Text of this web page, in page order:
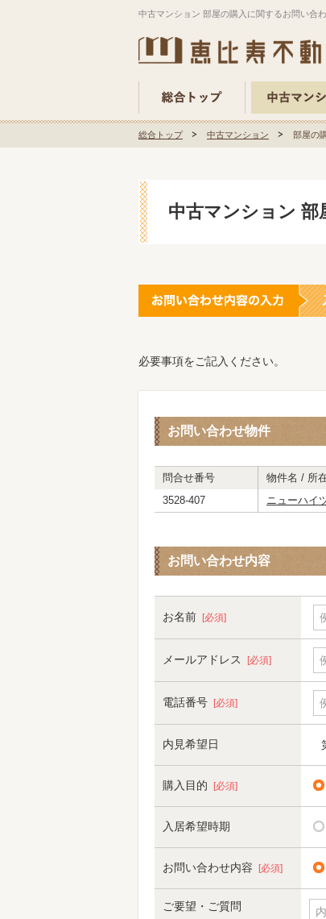
中古マンション 部屋の購入に関するお問い合
総合トップ 中古マンション 部屋の
中古マンション 部
必要事項をご記入ください。
お問い合わせ物件
問合せ番号 物件名 / 所
3528-407
ニューハイ
お問い合わせ内容
お名前 [必須]
メールアドレス [必須]
電話番号 [必須]
内見希望日
購入目的 [必須]
入居希望時期
お問い合わせ内容 [必須]
ご要望・ご質問